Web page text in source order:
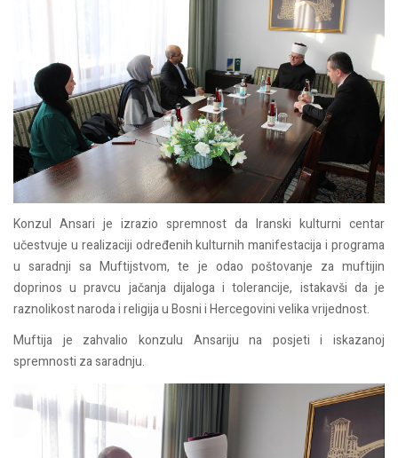
Konzul Ansari je izrazio spremnost da Iranski kulturni centar
učestvuje u realizaciji određenih kulturnih manifestacija i programa
u saradnji sa Muftijstvom, te je odao poštovanje za muftijin
doprinos u pravcu jačanja dijaloga i tolerancije, istakavši da je
raznolikost naroda i religija u Bosni i Hercegovini velika vrijednost.
Muftija je zahvalio konzulu Ansariju na posjeti i iskazanoj
spremnosti za saradnju.